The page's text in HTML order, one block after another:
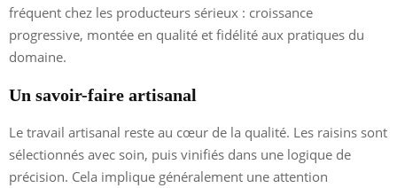
fréquent chez les producteurs sérieux : croissance
progressive, montée en qualité et fidélité aux pratiques du
domaine.
Un savoir-faire artisanal
Le travail artisanal reste au cœur de la qualité. Les raisins sont
sélectionnés avec soin, puis vinifiés dans une logique de
précision. Cela implique généralement une attention